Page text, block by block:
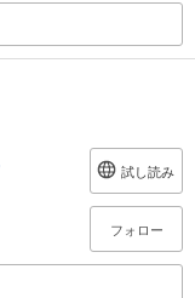
試し読み
フォロー